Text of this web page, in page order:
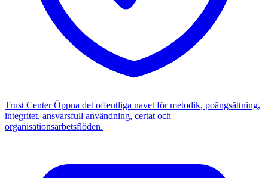
Trust CenterÖppna det offentliga navet för metodik, poängsättning,
integritet, ansvarsfull användning, certat och
organisationsarbetsflöden.